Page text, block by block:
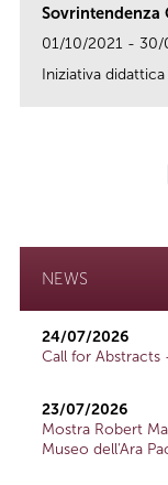
Sovrintendenza
01/10/2021 - 30/
Iniziativa didattica
NEWS
24/07/2026
Call for Abstracts
23/07/2026
Mostra Robert
Museo dell'Ara